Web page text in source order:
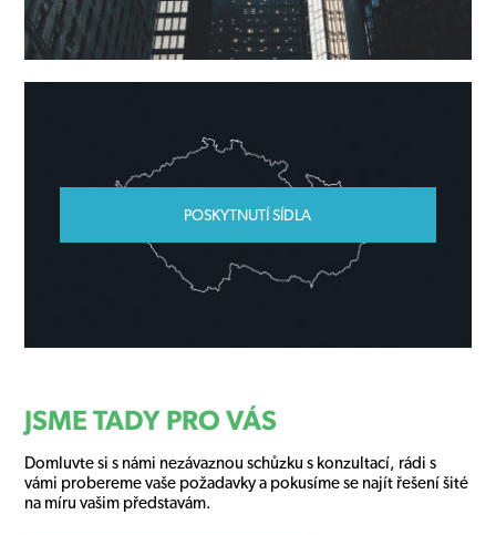
POSKYTNUTÍ SÍDLA
JSME TADY PRO VÁS
Domluvte si s námi nezávaznou schůzku s konzultací, rádi s
vámi probereme vaše požadavky a pokusíme se najít řešení šité
na míru vašim představám.